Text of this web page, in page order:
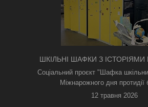
ШКІЛЬНІ ШАФКИ З ІСТОРІЯМИ
З'ЯВИЛИСЯ В
Соціальний проєкт "Шафка
Міжнарожного дня протидії
12 травня 2026